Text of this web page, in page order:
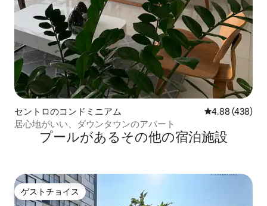
セントロのコンドミニアム レビュー438
4.88 (438)
居心地がいい、ダウンタウンのアパート
プールがあるその他の宿泊施設
ゲストチョイス
ゲストチョイス